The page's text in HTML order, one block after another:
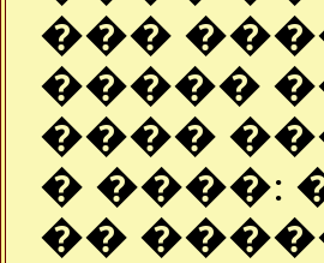
���
�����
����
� ����:
��